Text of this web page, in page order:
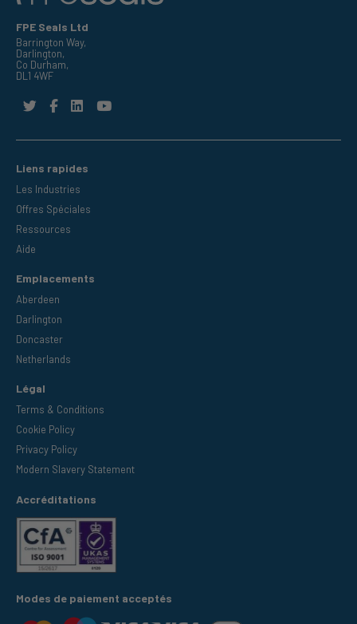
FPE Seals Ltd
Barrington Way,
Darlington,
Co Durham,
DL1 4WF
Liens rapides
Les Industries
Offres Spéciales
Ressources
Aide
Emplacements
Aberdeen
Darlington
Doncaster
Netherlands
Légal
Terms & Conditions
Cookie Policy
Privacy Policy
Modern Slavery Statement
Accréditations
Modes de paiement acceptés